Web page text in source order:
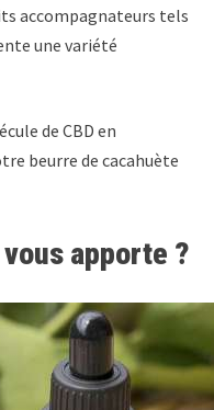
accompagnateurs tels
une variété
de CBD en
beurre de cacahuète
vous apporte ?